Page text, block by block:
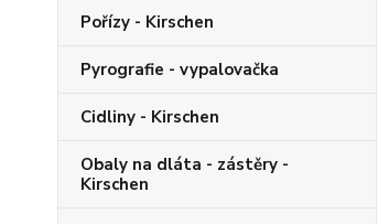
Pořízy - Kirschen
Pyrografie - vypalovačka
Cidliny - Kirschen
Obaly na dláta - zástěry -
Kirschen